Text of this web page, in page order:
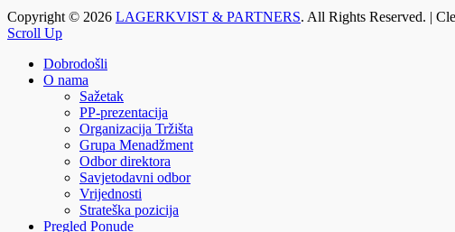
Copyright © 2026 LAGERKVIST & PARTNERS. All Rights Reserved. |
Scroll Up
Dobrodošli
O nama
Sažetak
PP-prezentacija
Organizacija Tržišta
Grupa Menadžment
Odbor direktora
Savjetodavni odbor
Vrijednosti
Strateška pozicija
Pregled Ponude